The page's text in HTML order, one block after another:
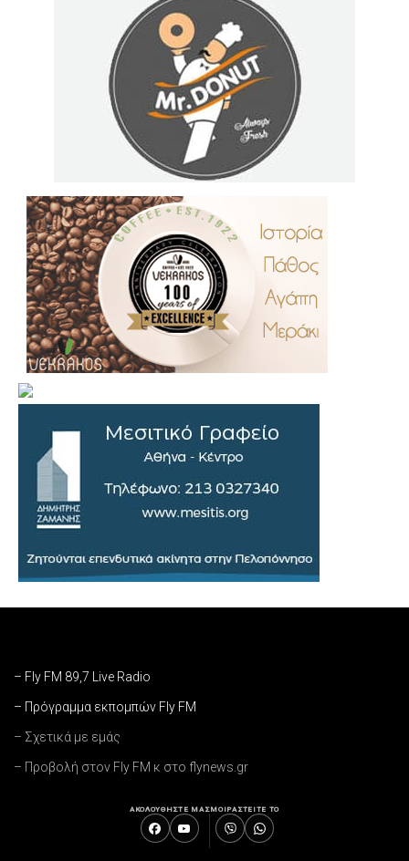
– Fly FM 89,7 Live Radio
– Πρόγραμμα εκπομπών Fly FM
– Σχετικά με εμάς
– Προβολή στον Fly FM κ στο flynews.gr
ΑΚΟΛΟΥΘΗΣΤΕ ΜΑΣΜΟΙΡΑΣΤΕΙΤΕ ΤΟ